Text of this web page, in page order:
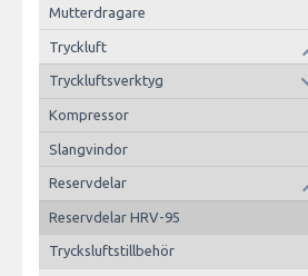
Mutterdragare
Tryckluft
Tryckluftsverktyg
Kompressor
Slangvindor
Reservdelar
Reservdelar HRV-95
Trycksluftstillbehör